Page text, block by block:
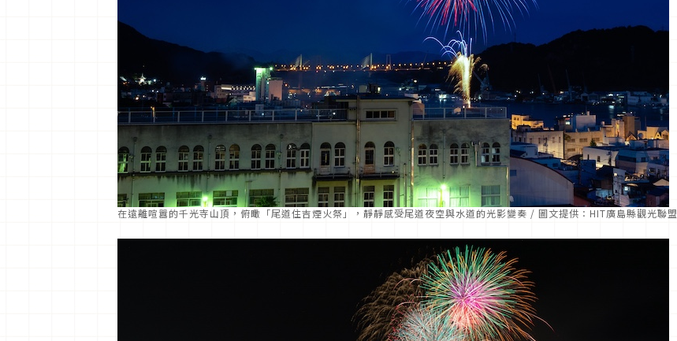
在遠離喧囂的千光寺山頂，俯瞰「尾道住吉煙火祭」，靜靜感受尾道夜空與水道的光影變奏 / 圖文提供：HIT廣島縣觀光聯盟